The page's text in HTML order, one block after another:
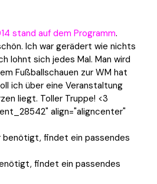
stand auf dem Programm.
Ich war gerädert wie nichts
lohnt sich jedes Mal. Man wird
Fußballschauen zur WM hat
ich über eine Veranstaltung
liegt. Toller Truppe! <3
align="aligncenter"
findet ein passendes